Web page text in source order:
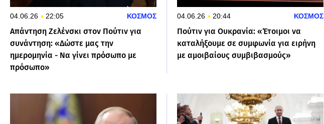
04.06.26 22:05 ΚΟΣΜΟΣ
Απάντηση Ζελένσκι στον Πούτιν για
συνάντηση: «Δώστε μας την
ημερομηνία - Να γίνει πρόσωπο με
πρόσωπο»
04.06.26 20:44 ΚΟΣΜΟΣ
Πούτιν για Ουκρανία: «Έτοιμοι να
καταλήξουμε σε συμφωνία για ειρήνη
με αμοιβαίους συμβιβασμούς»